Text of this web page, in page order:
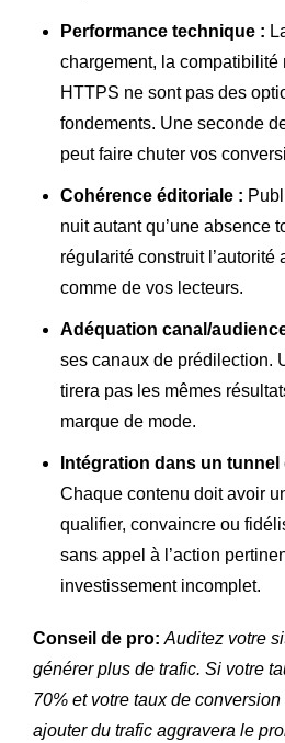
Performance technique :
chargement, la compatibilité
HTTPS ne sont pas des
fondements. Une seconde
peut faire chuter vos
Cohérence éditoriale :
nuit autant qu’une absence
régularité construit l’autorité
comme de vos lecteurs.
Adéquation canal/
ses canaux de prédilection.
tirera pas les mêmes
marque de mode.
Intégration dans un
Chaque contenu doit avoir
qualifier, convaincre ou
sans appel à l’action
investissement incomplet.
Conseil de pro: Auditez votre
générer plus de trafic. Si votre
70% et votre taux de
ajouter du trafic aggravera le